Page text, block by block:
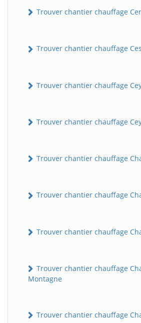
Trouver chantier chauffage
Trouver chantier chauffage
Trouver chantier chauffage
Trouver chantier chauffage
Trouver chantier chauffage
Trouver chantier chauffage
Trouver chantier chauffage
Trouver chantier chauffage
Montagne
Trouver chantier chauffage